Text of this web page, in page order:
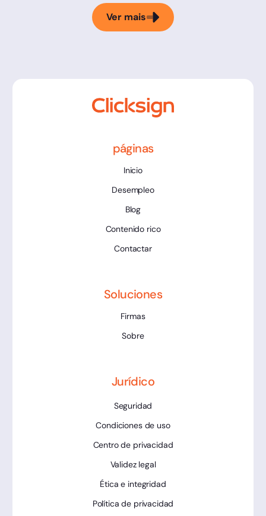
Ver mais
páginas
Inicio
Desempleo
Blog
Contenido rico
Contactar
Soluciones
Firmas
Sobre
Jurídico
Seguridad
Condiciones de uso
Centro de privacidad
Validez legal
Ética e integridad
Política de privacidad